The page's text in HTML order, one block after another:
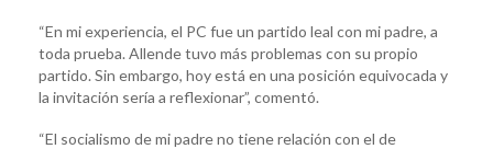
“En mi experiencia, el PC fue un partido leal con mi padre, a
toda prueba. Allende tuvo más problemas con su propio
partido. Sin embargo, hoy está en una posición equivocada y
la invitación sería a reflexionar”, comentó.
“El socialismo de mi padre no tiene relación con el de